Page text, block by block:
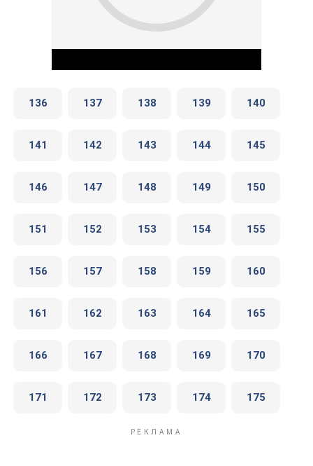
Play Video
136 137 138 139 140
141 142 143 144 145
146 147 148 149 150
151 152 153 154 155
156 157 158 159 160
161 162 163 164 165
166 167 168 169 170
171 172 173 174 175